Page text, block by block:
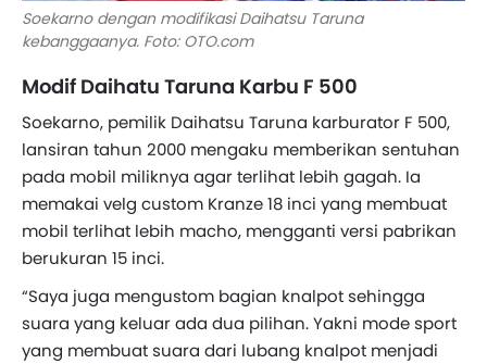
Soekarno dengan modifikasi Daihatsu Taruna
kebanggaanya. Foto: OTO.com
Modif Daihatu Taruna Karbu F 500
Soekarno, pemilik Daihatsu Taruna karburator F 500,
lansiran tahun 2000 mengaku memberikan sentuhan
pada mobil miliknya agar terlihat lebih gagah. Ia
memakai velg custom Kranze 18 inci yang membuat
mobil terlihat lebih macho, mengganti versi pabrikan
berukuran 15 inci.
“Saya juga mengustom bagian knalpot sehingga
suara yang keluar ada dua pilihan. Yakni mode sport
yang membuat suara dari lubang knalpot menjadi